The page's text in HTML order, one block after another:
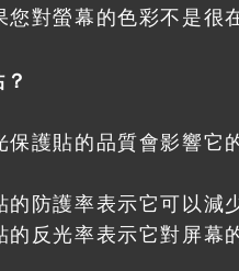
對螢幕的色彩不是很
護貼的品質會影響
防護率表示它可以減
反光率表示它對屏